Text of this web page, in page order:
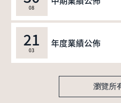
08
21
03
年度業績公佈
瀏覽所